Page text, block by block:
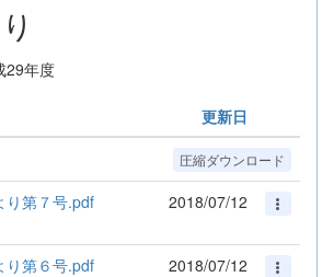
29年度
更新日
圧縮ダウンロード
り第７号.pdf 2018/07/12
り第６号.pdf 2018/07/12